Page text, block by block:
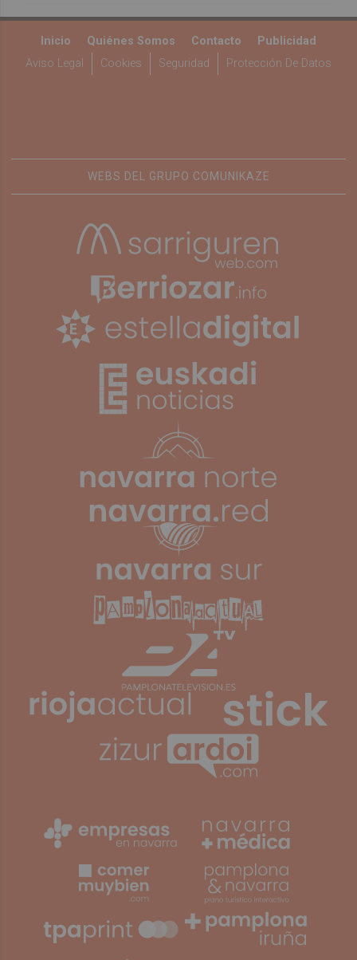
Inicio Quiénes Somos Contacto
Publicidad
Aviso Legal
Cookies Seguridad Protección De Datos
WEBS DEL GRUPO COMUNIKAZE